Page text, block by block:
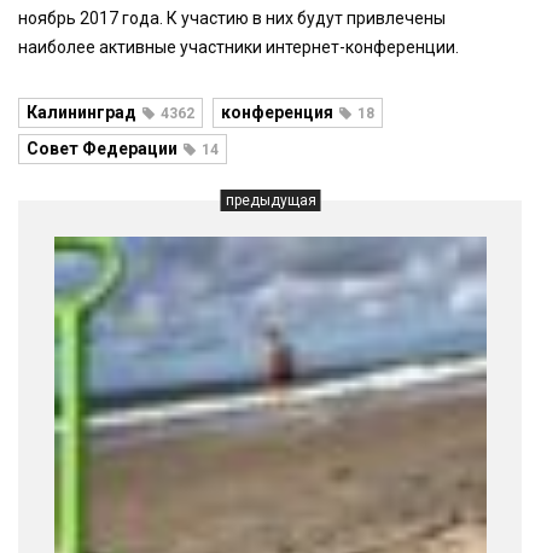
ноябрь 2017 года. К участию в них будут привлечены
наиболее активные участники интернет-конференции.
Калининград 4362 конференция 18
Совет Федерации 14
предыдущая